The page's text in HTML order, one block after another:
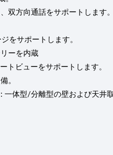
双方向通話をサポートします。
をサポートします。
ーを内蔵
トビューをサポートします。
。
一体型/分離型の壁および天井